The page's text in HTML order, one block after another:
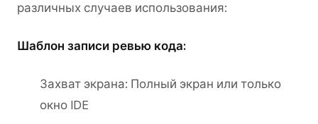
различных случаев использования:
Шаблон записи ревью кода:
Захват экрана: Полный экран или только
окно IDE